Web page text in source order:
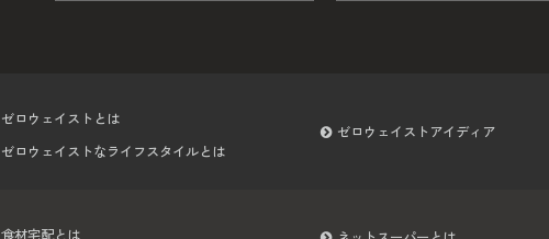
ゼロウェイストとは
ゼロウェイストなライフスタイルとは
ゼロウェイストアイディア
食材宅配とは